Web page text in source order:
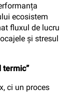
ecosistem
fluxul de lucru
și stresul
termic”
ci un proces